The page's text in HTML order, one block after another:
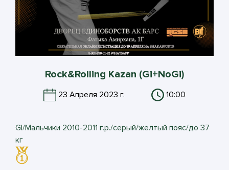
Rock&Rolling Kazan (Gi+NoGi)
23 Апреля 2023 г. 10:00
GI/Мальчики 2010-2011 г.р./серый/желтый пояс/до 37
кг